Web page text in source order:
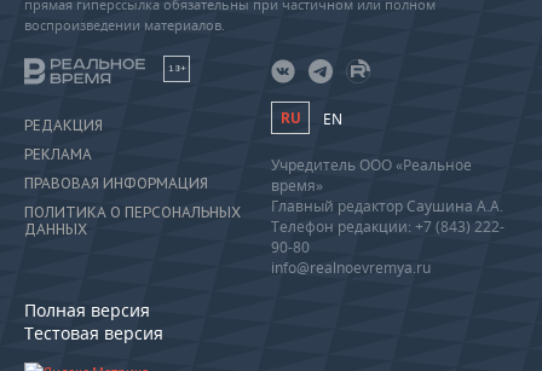
прямая гиперссылка обязательны при частичном или полном
воспроизведении материалов.
18+
РЕДАКЦИЯ
РЕКЛАМА
ПРАВОВАЯ ИНФОРМАЦИЯ
ПОЛИТИКА О ПЕРСОНАЛЬНЫХ
ДАННЫХ
Полная версия
Тестовая версия
RU EN
Учредитель ООО «Реальное
время»
Главный редактор Саушина А.А.
Телефон редакции: +7 (843) 222-
90-80
info@realnoevremya.ru